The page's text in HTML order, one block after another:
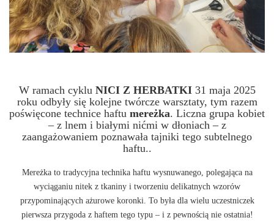
W ramach cyklu NICI Z HERBATKI31 maja 2025
roku odbyły się kolejne twórcze warsztaty, tym razem
poświęcone technice haftu mereżka. Liczna grupa kobiet
– z lnem i białymi nićmi w dłoniach – z
zaangażowaniem poznawała tajniki tego subtelnego
haftu..
Mereżka to tradycyjna technika haftu wysnuwanego, polegająca na
wyciąganiu nitek z tkaniny i tworzeniu delikatnych wzorów
przypominających ażurowe koronki. To była dla wielu uczestniczek
pierwsza przygoda z haftem tego typu – i z pewnością nie ostatnia!